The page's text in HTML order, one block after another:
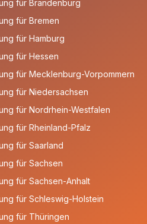
für Brandenburg
für Bremen
für Hamburg
für Hessen
für Mecklenburg-Vorpommern
für Niedersachsen
für Nordrhein-Westfalen
für Rheinland-Pfalz
für Saarland
für Sachsen
für Sachsen-Anhalt
für Schleswig-Holstein
für Thüringen